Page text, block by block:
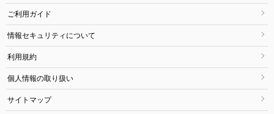
ご利用ガイド
情報セキュリティについて
利用規約
個人情報の取り扱い
サイトマップ